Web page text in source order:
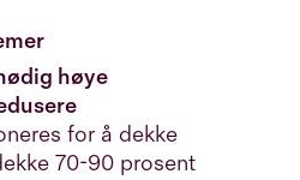
høye
for å dekke
70-90 prosent